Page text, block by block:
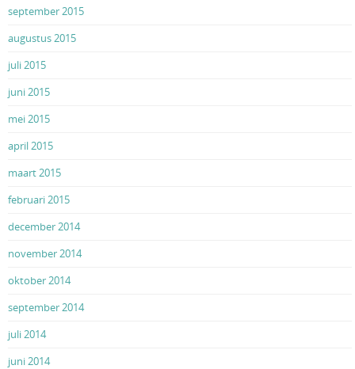
september 2015
augustus 2015
juli 2015
juni 2015
mei 2015
april 2015
maart 2015
februari 2015
december 2014
november 2014
oktober 2014
september 2014
juli 2014
juni 2014